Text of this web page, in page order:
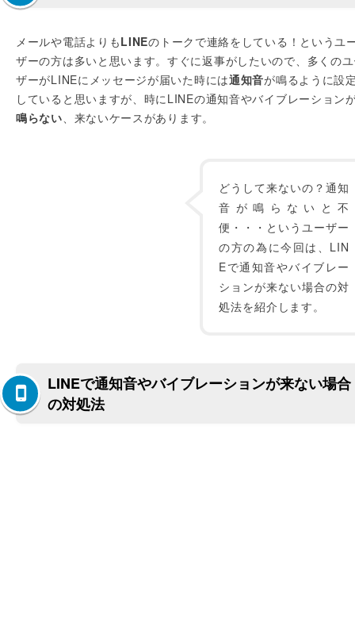
メールや電話よりもLINEのトークで連絡をしている！というユ
ザーの方は多いと思います。すぐに返事がしたいので、多くの
ザーがLINEにメッセージが届いた時には通知音が鳴るように設
していると思いますが、時にLINEの通知音やバイブレーション
鳴らない、来ないケースがあります。
どうして来ないの？通知
音が鳴らないと不
便・・・というユーザー
の方の為に今回は、LIN
Eで通知音やバイブレー
ションが来ない場合の対
処法を紹介します。
LINEで通知音やバイブレーションが来ない場合
の対処法